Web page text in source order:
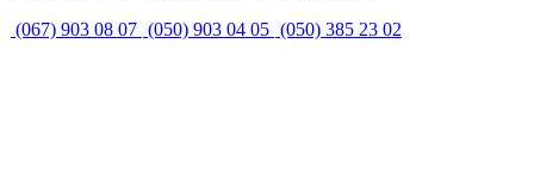
(067) 903 08 07 (050) 903 04 05 (050) 385 23 02